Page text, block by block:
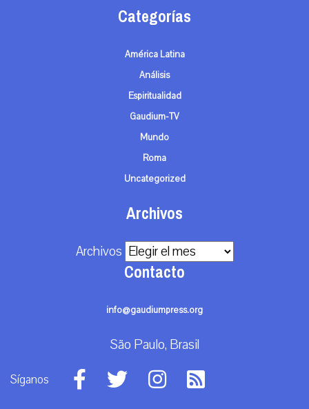
Categorías
América Latina
Análisis
Espiritualidad
Gaudium-TV
Mundo
Roma
Uncategorized
Archivos
Archivos
Contacto
info@gaudiumpress.org
São Paulo, Brasil
Síganos